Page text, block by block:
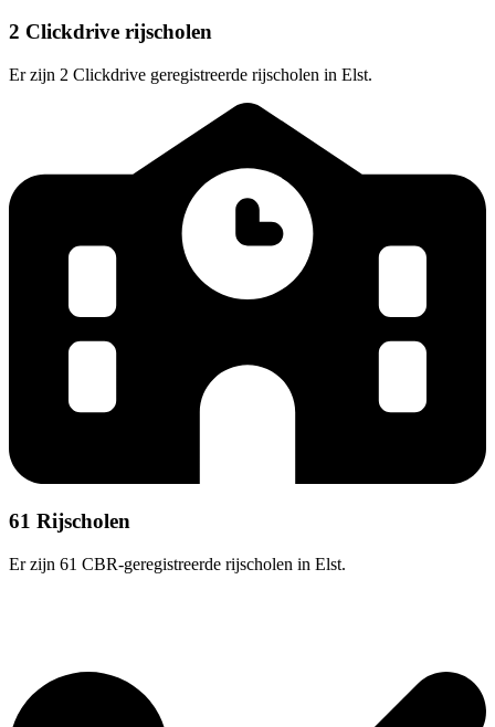
2 Clickdrive rijscholen
Er zijn 2 Clickdrive geregistreerde rijscholen in Elst.
61 Rijscholen
Er zijn 61 CBR-geregistreerde rijscholen in Elst.